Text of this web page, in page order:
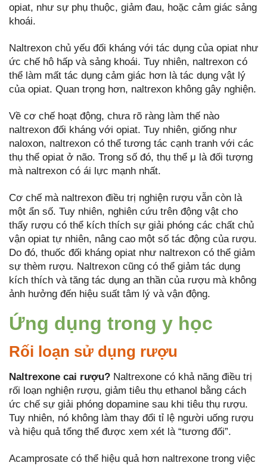
opiat, như sự phụ thuộc, giảm đau, hoặc cảm giác sảng
khoái.
Naltrexon chủ yếu đối kháng với tác dụng của opiat như
ức chế hô hấp và sảng khoái. Tuy nhiên, naltrexon có
thể làm mất tác dụng cảm giác hơn là tác dụng vật lý
của opiat. Quan trọng hơn, naltrexon không gây nghiện.
Về cơ chế hoạt động, chưa rõ ràng làm thế nào
naltrexon đối kháng với opiat. Tuy nhiên, giống như
naloxon, naltrexon có thể tương tác cạnh tranh với các
thụ thể opiat ở não. Trong số đó, thụ thể μ là đối tượng
mà naltrexon có ái lực mạnh nhất.
Cơ chế mà naltrexon điều trị nghiện rượu vẫn còn là
một ẩn số. Tuy nhiên, nghiên cứu trên động vật cho
thấy rượu có thể kích thích sự giải phóng các chất chủ
vận opiat tự nhiên, nâng cao một số tác động của rượu.
Do đó, thuốc đối kháng opiat như naltrexon có thể giảm
sự thèm rượu. Naltrexon cũng có thể giảm tác dụng
kích thích và tăng tác dụng an thần của rượu mà không
ảnh hưởng đến hiệu suất tâm lý và vận động.
Ứng dụng trong y học
Rối loạn sử dụng rượu
Naltrexone cai rượu? Naltrexone có khả năng điều trị
rối loạn nghiện rượu, giảm tiêu thụ ethanol bằng cách
ức chế sự giải phóng dopamine sau khi tiêu thụ rượu.
Tuy nhiên, nó không làm thay đổi tỉ lệ người uống rượu
và hiệu quả tổng thể được xem xét là “tương đối”.
Acamprosate có thể hiệu quả hơn naltrexone trong việc